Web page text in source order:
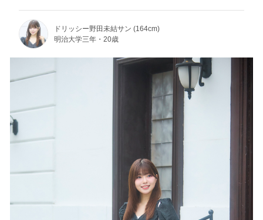
ドリッシー野田未結サン (164cm)
明治大学三年・20歳